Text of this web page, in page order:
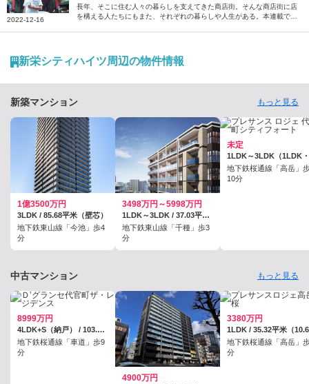
2022-12-16
「大須案内人」スティーブン・カーターさん【商店
街の住人たち】
長年、そこに住む人々の暮らしを支えてきた商店街。そんな商店街に店
を構える人たちにもまた、それぞれの暮らしや人生がある。本連載で
ました。
新栄シティハイツ周辺の物件情報
新築マンション もっと見る
1億3500万円
3LDK / 85.68平米（壁芯）
地下鉄東山線「今池」歩4
分
3498万円～5998万円
1LDK～3LDK / 37.03平米～65.17平米
地下鉄東山線「千種」歩3
分
未定
地下鉄桜通線「高岳」
10分
中古マンション もっと見る
8999万円
4LDK+S（納戸） / 103.96平米（31.44坪）（壁芯）
地下鉄桜通線「車道」歩9
分
4900万円
3380万円
地下鉄桜通線「高岳」
分